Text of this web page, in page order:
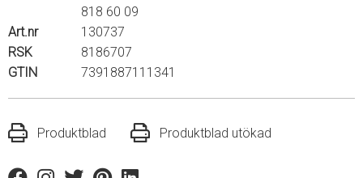
818 60 09
Art.nr
130737
RSK
8186707
GTIN
7391887111341
Produktblad Produktblad utökad